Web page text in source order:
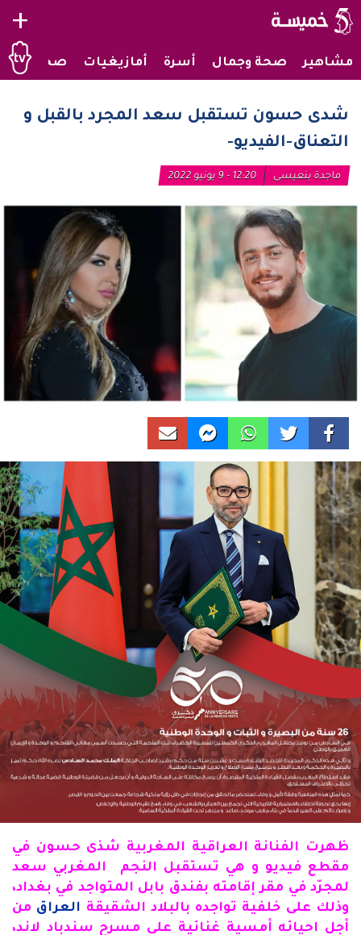
+
مشاهير صحة وجمال أسرة أمازيغيات صحراويات
شدى حسون تستقبل سعد المجرد بالقبل و
التعناق-الفيديو-
ماجدة بنعيسى 12:20 - 9 يونيو 2022
ظهرت الفنانة العراقية المغربية شذى حسون في
مقطع فيديو و هي تستقبل النجم المغربي سعد
لمجرّد في مقر إقامته بفندق بابل المتواجد في بغداد،
وذلك على خلفية تواجده بالبلاد الشقيقة العراق من
أجل احيائه أمسية غنائية على مسرح سندباد لاند،